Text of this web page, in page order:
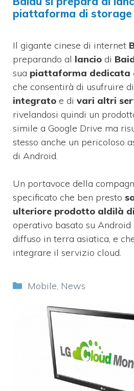
piattaforma di storage
Il gigante cinese di internet
preparando al lancio di
sua piattaforma dedicata
che consentirà di usufruire di
integrato e di vari altri
rivelandosi quindi un
simile a Google Drive ma
stesso anche un pericoloso
di Android.
Un portavoce della
specificato che ben presto
ulteriore prodotto aldilà
operativo basato su
diffuso in terra asiatica, e
integrare il servizio cloud.
Categorie
Mobile, News